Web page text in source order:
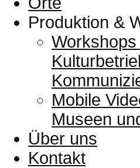
Produktion &
Mobile
Museen
Über uns
Kontakt